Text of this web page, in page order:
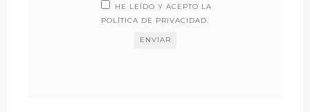
HE LEÍDO Y ACEPTO LA
POLÍTICA DE PRIVACIDAD.